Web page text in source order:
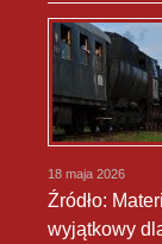
18 maja 2026
Źródło:
wyjątkowy